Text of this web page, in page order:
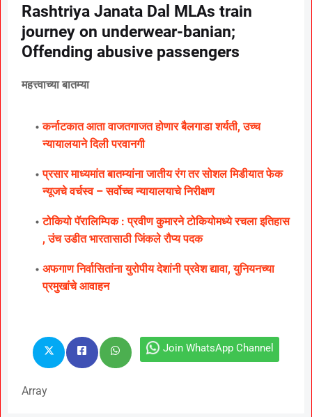
Rashtriya Janata Dal MLAs train
journey on underwear-banian;
Offending abusive passengers
महत्त्वाच्या बातम्या
कर्नाटकात आता वाजतगाजत होणार बैलगाडा शर्यती, उच्च
न्यायालयाने दिली परवानगी
प्रसार माध्यमांत बातम्यांना जातीय रंग तर सोशल मिडीयात फेक
न्यूजचे वर्चस्व – सर्वोच्च न्यायालयाचे निरीक्षण
टोकियो पॅरालिम्पिक : प्रवीण कुमारने टोकियोमध्ये रचला इतिहास
, उंच उडीत भारतासाठी जिंकले रौप्य पदक
अफगाण निर्वासितांना युरोपीय देशांनी प्रवेश द्यावा, युनियनच्या
प्रमुखांचे आवाहन
Join WhatsApp Channel
Array